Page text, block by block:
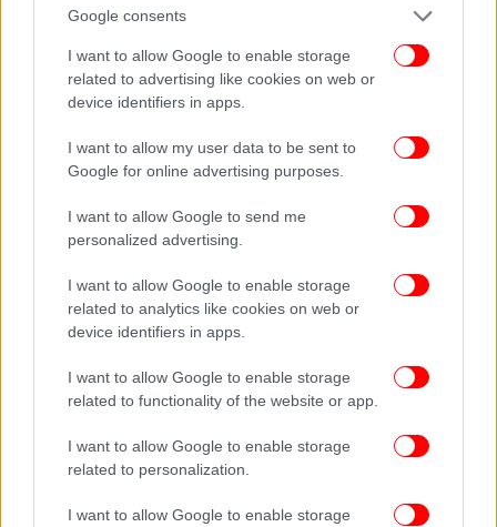
Google consents
I want to allow Google to enable storage
related to advertising like cookies on web or
device identifiers in apps.
I want to allow my user data to be sent to
Google for online advertising purposes.
I want to allow Google to send me
personalized advertising.
I want to allow Google to enable storage
related to analytics like cookies on web or
device identifiers in apps.
I want to allow Google to enable storage
related to functionality of the website or app.
I want to allow Google to enable storage
related to personalization.
I want to allow Google to enable storage